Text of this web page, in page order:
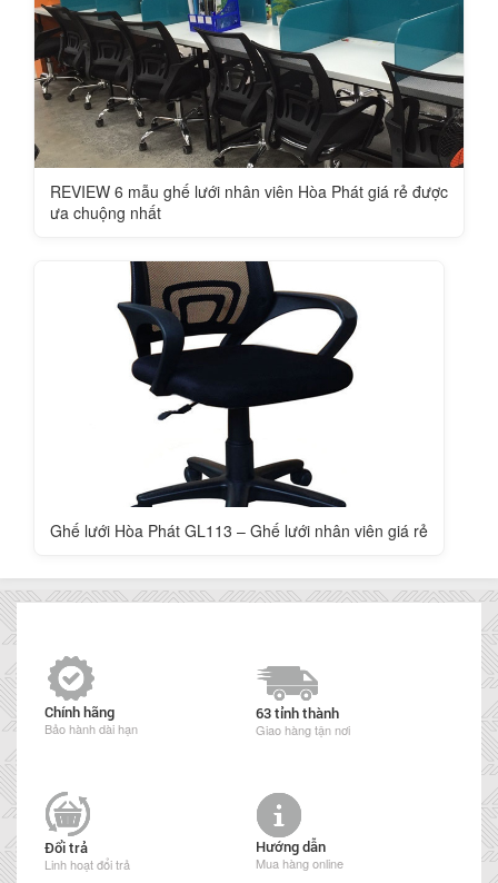
REVIEW 6 mẫu ghế lưới nhân viên Hòa Phát giá rẻ được
ưa chuộng nhất​
Ghế lưới Hòa Phát GL113 – Ghế lưới nhân viên giá rẻ
Chính hãng
Bảo hành dài hạn
63 tỉnh thành
Giao hàng tận nơi
Đổi trả
Linh hoạt đổi trả
Hướng dẫn
Mua hàng online